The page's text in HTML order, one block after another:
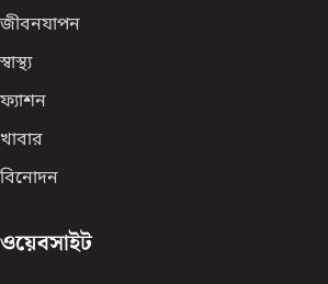
জীবনযাপন
স্বাস্থ্য
ফ্যাশন
খাবার
বিনোদন
ওয়েবসাইট